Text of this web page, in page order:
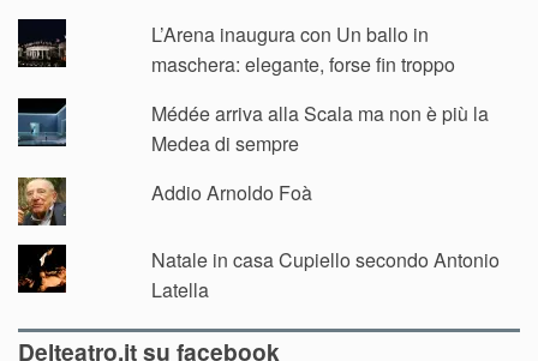
L’Arena inaugura con Un ballo in
maschera: elegante, forse fin troppo
Médée arriva alla Scala ma non è più la
Medea di sempre
Addio Arnoldo Foà
Natale in casa Cupiello secondo Antonio
Latella
Delteatro.it su facebook